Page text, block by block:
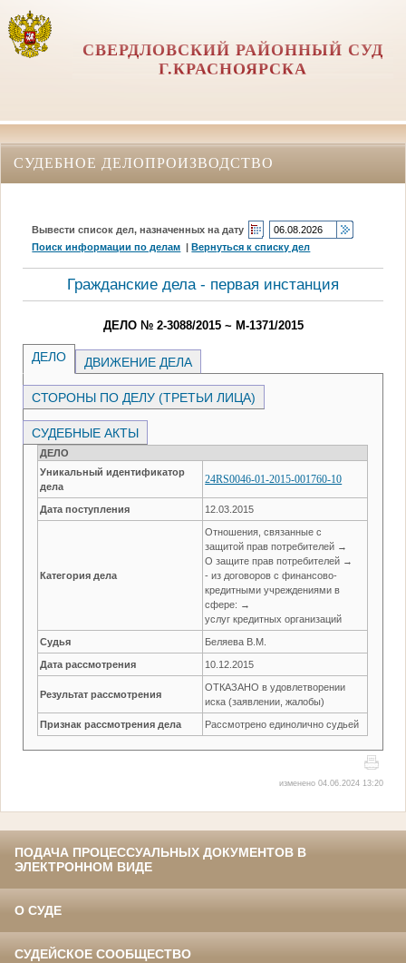
СВЕРДЛОВСКИЙ РАЙОННЫЙ СУД
Г.КРАСНОЯРСКА
СУДЕБНОЕ ДЕЛОПРОИЗВОДСТВО
Вывести список дел, назначенных на дату
Поиск информации по делам |Вернуться к списку дел
Гражданские дела - первая инстанция
ДЕЛО № 2-3088/2015 ~ М-1371/2015
ДЕЛО ДВИЖЕНИЕ ДЕЛА
СТОРОНЫ ПО ДЕЛУ (ТРЕТЬИ ЛИЦА)
СУДЕБНЫЕ АКТЫ
ДЕЛО
Уникальный идентификатор
дела
24RS0046-01-2015-001760-10
Дата поступления 12.03.2015
Категория дела
Отношения, связанные с
защитой прав потребителей →
О защите прав потребителей →
- из договоров с финансово-
кредитными учреждениями в
сфере: →
услуг кредитных организаций
Судья Беляева В.М.
Дата рассмотрения 10.12.2015
Результат рассмотрения
ОТКАЗАНО в удовлетворении
иска (заявлении, жалобы)
Признак рассмотрения дела Рассмотрено единолично судьей
изменено 04.06.2024 13:20
ПОДАЧА ПРОЦЕССУАЛЬНЫХ ДОКУМЕНТОВ В
ЭЛЕКТРОННОМ ВИДЕ
О СУДЕ
СУДЕЙСКОЕ СООБЩЕСТВО